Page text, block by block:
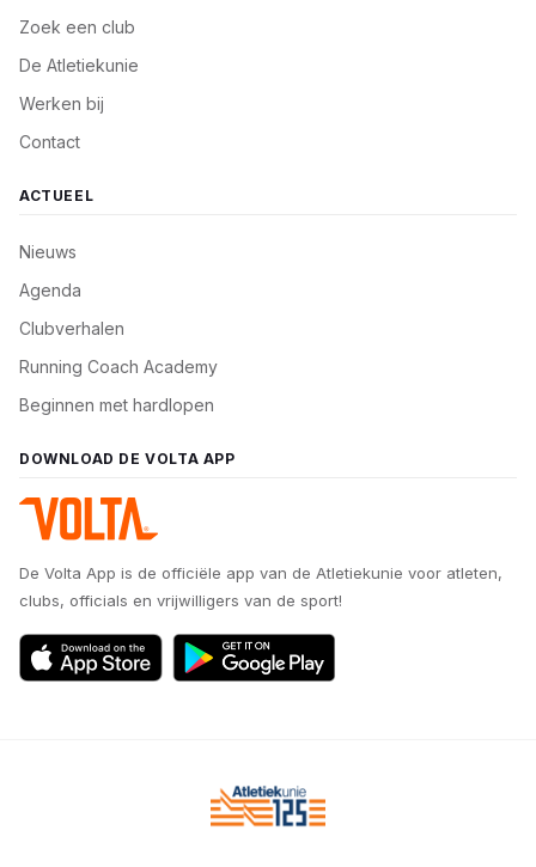
Zoek een club
De Atletiekunie
Werken bij
Contact
ACTUEEL
Nieuws
Agenda
Clubverhalen
Running Coach Academy
Beginnen met hardlopen
DOWNLOAD DE VOLTA APP
De Volta App is de officiële app van de Atletiekunie voor atleten,
clubs, officials en vrijwilligers van de sport!